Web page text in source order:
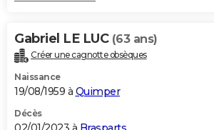
Gabriel LE LUC (63 ans)
Créer une cagnotte obsèques
Naissance
19/08/1959 à Quimper
Décès